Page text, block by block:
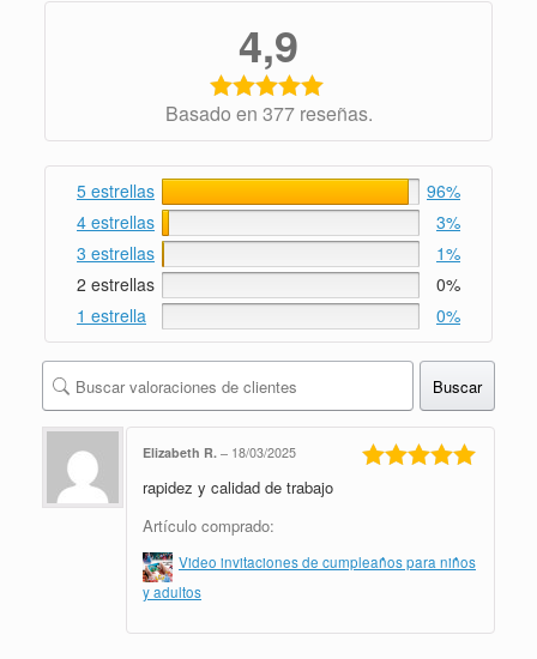
4,9
Basado en 377 reseñas.
5 estrellas
96%
4 estrellas
3%
3 estrellas
1%
2 estrellas
0%
1 estrella
0%
Buscar
Elizabeth R. – 18/03/2025
rapidez y calidad de trabajo
Artículo comprado:
Video invitaciones de cumpleaños para niños
y adultos